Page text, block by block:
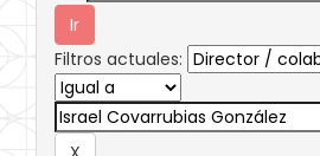
Filtros actuales: